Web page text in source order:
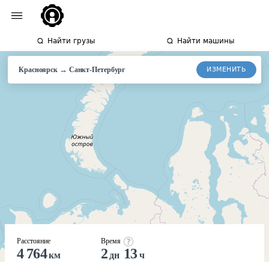
Найти грузы Найти машины
Красноярск → Санкт-Петербург ИЗМЕНИТЬ
Расстояние
4 764км
Время
2 дн 13ч